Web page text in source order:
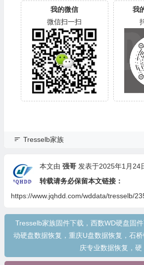
我的微信
微信扫一扫
我
Tresselb家族
本文由 强哥 发表于2025年1月24
转载请务必保留本文链接：
https://www.jqhdd.com/wddata/tresselb/
Tresselb家族固件下载，西数WD硬盘固
动硬盘数据恢复，重庆U盘数据恢复，石
庆专业数据恢复，硬